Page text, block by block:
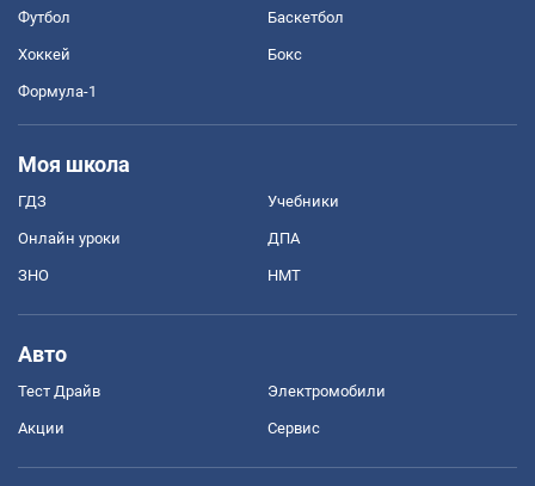
Футбол Баскетбол
Хоккей Бокс
Формула-1
Моя школа
ГДЗ Учебники
Онлайн уроки ДПА
ЗНО НМТ
Авто
Тест Драйв Электромобили
Акции Сервис